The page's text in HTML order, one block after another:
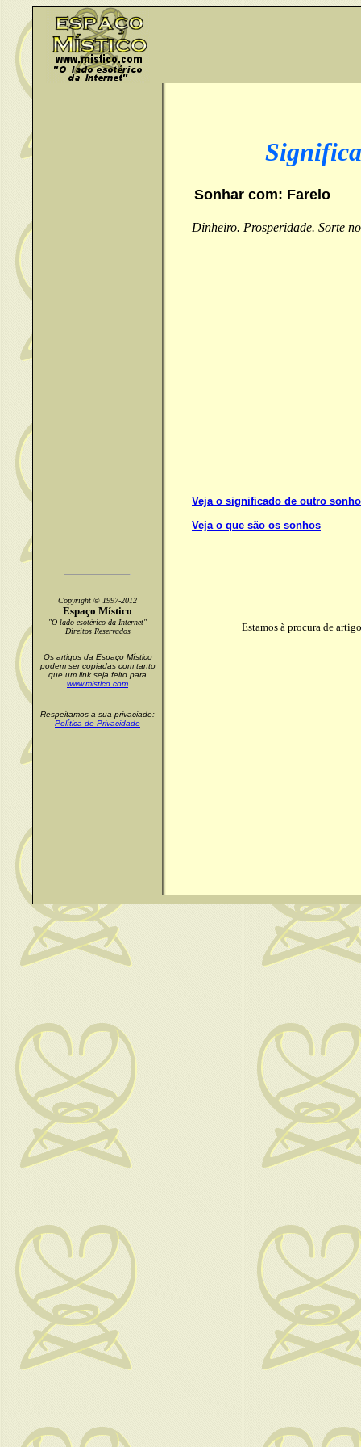
Copyright © 1997-2012
Espaço Místico
"O lado esotérico da Internet"
Direitos Reservados
Os artigos da Espaço Místico
podem ser copiadas com tanto
que um link seja feito para
www.mistico.com
Respeitamos a sua privaciade:
Política de Privacidade
Sonhar com: Farelo
Dinheiro. Prosperidade. Sorte
Veja o significado de outro sonho
Veja o que são os sonhos
Estamos à procura de